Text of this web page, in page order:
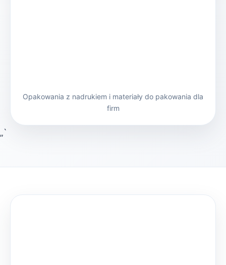
Opakowania z nadrukiem i materiały do pakowania dla
firm
„`